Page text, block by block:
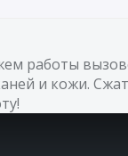
работы
и кожи.